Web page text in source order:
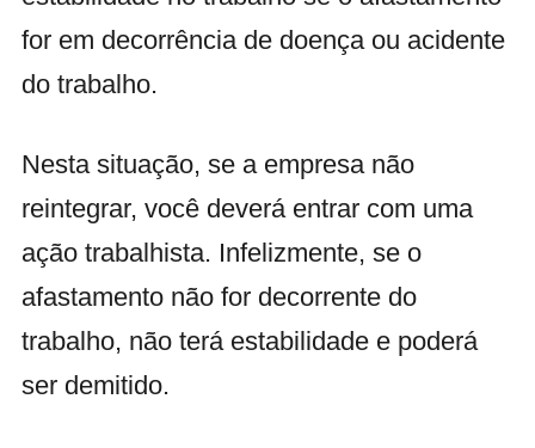
for em decorrência de doença ou acidente
do trabalho.
Nesta situação, se a empresa não
reintegrar, você deveráentrar com uma
ação trabalhista. Infelizmente, se o
afastamento não for decorrente do
trabalho, não terá estabilidade e poderá
ser demitido.